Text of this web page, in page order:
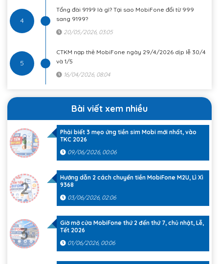
4
Tổng đài 9199 là gì? Tại sao MobiFone đổi từ 999
sang 9199?
20/05/2026, 03:05
5
CTKM nạp thẻ MobiFone ngày 29/4/2026 dịp lễ 30/4
và 1/5
16/04/2026, 08:04
Bài viết xem nhiều
1
Phải biết 3 mẹo ứng tiền sim Mobi mới nhất, vào
TKC 2026
09/06/2026, 00:06
2
Hướng dẫn 2 cách chuyển tiền MobiFone M2U, Lì Xì
9368
03/06/2026, 02:06
3
Giờ mở cửa MobiFone thứ 2 đến thứ 7, chủ nhật, Lễ,
Tết 2026
01/06/2026, 00:06